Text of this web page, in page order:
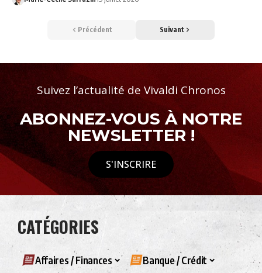
Précédent Suivant
Suivez l’actualité de Vivaldi Chronos
ABONNEZ-VOUS À NOTRE
NEWSLETTER !
S'INSCRIRE
CATÉGORIES
Affaires / Finances Banque / Crédit